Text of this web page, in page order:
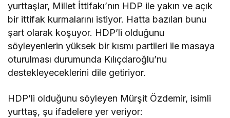
yurttaşlar, Millet İttifakı’nın HDP ile yakın ve açık
bir ittifak kurmalarını istiyor. Hatta bazıları bunu
şart olarak koşuyor. HDP’li olduğunu
söyleyenlerin yüksek bir kısmı partileri ile masaya
oturulması durumunda Kılıçdaroğlu’nu
destekleyeceklerini dile getiriyor.
HDP’li olduğunu söyleyen Mürşit Özdemir, isimli
yurttaş, şu ifadelere yer veriyor: